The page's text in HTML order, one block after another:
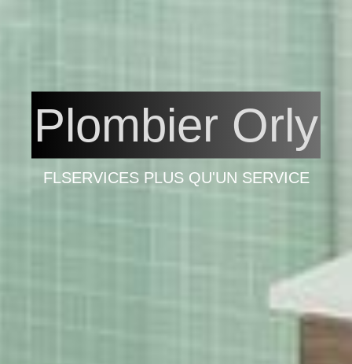
Plombier Orly
FLSERVICES PLUS QU'UN SERVICE